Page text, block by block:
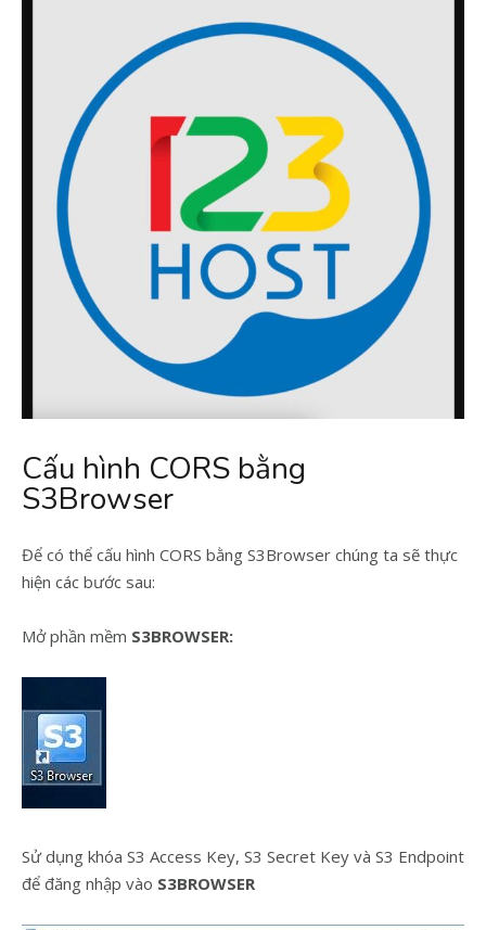
Cấu hình CORS bằng
S3Browser
Để có thể cấu hình CORS bằng S3Browser chúng ta sẽ thực
hiện các bước sau:
Mở phần mềm S3BROWSER:
Sử dụng khóa S3 Access Key, S3 Secret Key và S3 Endpoint
để đăng nhập vào S3BROWSER